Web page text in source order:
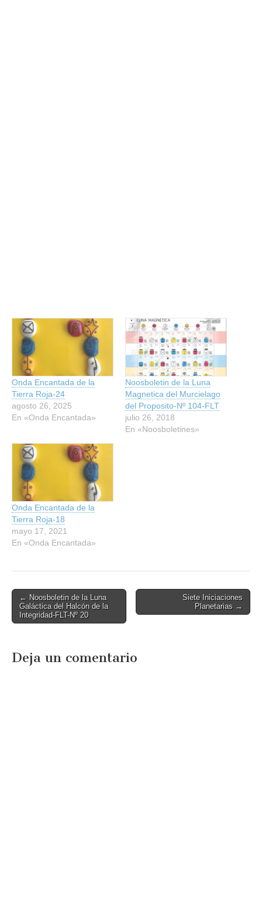
Onda Encantada de la
Tierra Roja-24
agosto 26, 2025
En «Onda Encantada»
Noosboletin de la Luna
Magnetica del Murcielago
del Proposito-Nº 104-FLT
julio 26, 2018
En «Noosboletines»
Onda Encantada de la
Tierra Roja-18
mayo 17, 2021
En «Onda Encantada»
Post
navigation
← Noosboletin de la Luna
Galáctica del Halcón de la
Integridad-FLT-Nº 20
Siete Iniciaciones
Planetarias →
Deja un comentario